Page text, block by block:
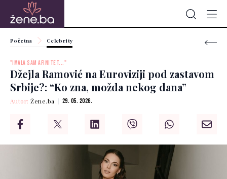
Početna Celebrity
"IMALA SAM AFINITET..."
Džejla Ramović na Euroviziji pod zastavom
Srbije?: “Ko zna, možda nekog dana”
Autor:Žene.ba 29. 05. 2026.